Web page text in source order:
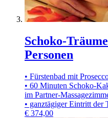
Schoko-
Personen
• Fürstenbad mit
• 60 Minuten Schoko-
im Partner-
• ganztägiger Eintritt der
€ 374,00